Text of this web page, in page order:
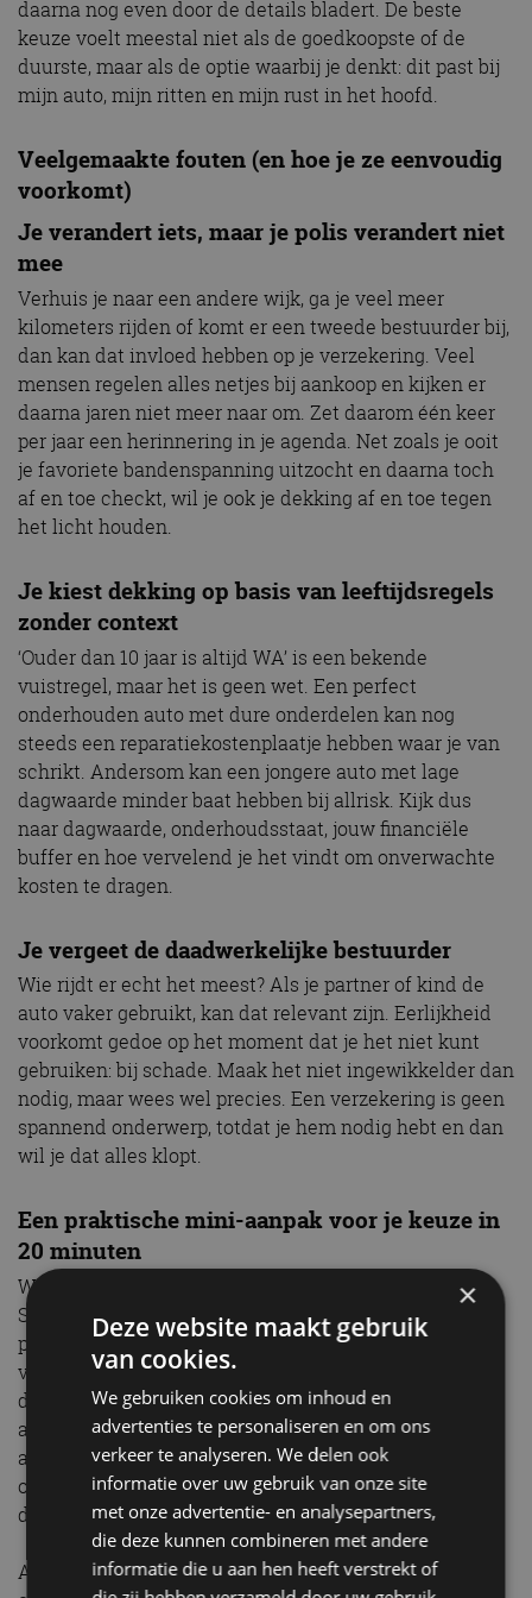
daarna nog even door de details bladert. De beste
keuze voelt meestal niet als de goedkoopste of de
duurste, maar als de optie waarbij je denkt: dit past bij
mijn auto, mijn ritten en mijn rust in het hoofd.
Veelgemaakte fouten (en hoe je ze eenvoudig
voorkomt)
Je verandert iets, maar je polis verandert niet
mee
Verhuis je naar een andere wijk, ga je veel meer
kilometers rijden of komt er een tweede bestuurder bij,
dan kan dat invloed hebben op je verzekering. Veel
mensen regelen alles netjes bij aankoop en kijken er
daarna jaren niet meer naar om. Zet daarom één keer
per jaar een herinnering in je agenda. Net zoals je ooit
je favoriete bandenspanning uitzocht en daarna toch
af en toe checkt, wil je ook je dekking af en toe tegen
het licht houden.
Je kiest dekking op basis van leeftijdsregels
zonder context
‘Ouder dan 10 jaar is altijd WA’ is een bekende
vuistregel, maar het is geen wet. Een perfect
onderhouden auto met dure onderdelen kan nog
steeds een reparatiekostenplaatje hebben waar je van
schrikt. Andersom kan een jongere auto met lage
dagwaarde minder baat hebben bij allrisk. Kijk dus
naar dagwaarde, onderhoudsstaat, jouw financiële
buffer en hoe vervelend je het vindt om onverwachte
kosten te dragen.
Je vergeet de daadwerkelijke bestuurder
Wie rijdt er echt het meest? Als je partner of kind de
auto vaker gebruikt, kan dat relevant zijn. Eerlijkheid
voorkomt gedoe op het moment dat je het niet kunt
gebruiken: bij schade. Maak het niet ingewikkelder dan
nodig, maar wees wel precies. Een verzekering is geen
spannend onderwerp, totdat je hem nodig hebt en dan
wil je dat alles klopt.
Een praktische mini-aanpak voor je keuze in
20 minuten
Wil je het snel en goed doen, houd dan dit ritme aan.
Stap één: noteer je kenteken, geschatte kilometrage
per jaar en wie er meestal rijdt. Stap twee: kies
voorlopig WA, beperkt casco of allrisk op basis van
dagwaarde en risico. Stap drie: bepaal wat jij
acceptabel vindt als eigen risico. Stap vier: check of je
aanvullende dekkingen echt gebruikt, zoals pechhulp
of inzittenden. Stap vijf: vergelijk de uitkomsten op
dekking en voorwaarden, pas daarna op prijs.
Als je dit één keer rustig doorloopt, voelt het
×
Deze website maakt gebruik
van cookies.
We gebruiken cookies om inhoud en
advertenties te personaliseren en om ons
verkeer te analyseren. We delen ook
informatie over uw gebruik van onze site
met onze advertentie- en analysepartners,
die deze kunnen combineren met andere
informatie die u aan hen heeft verstrekt of